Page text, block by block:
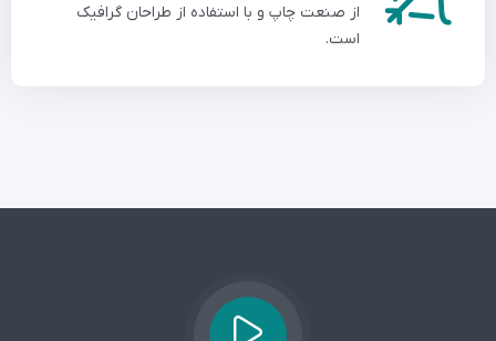
از صنعت چاپ و با استفاده از طراحان گرافیک
است.